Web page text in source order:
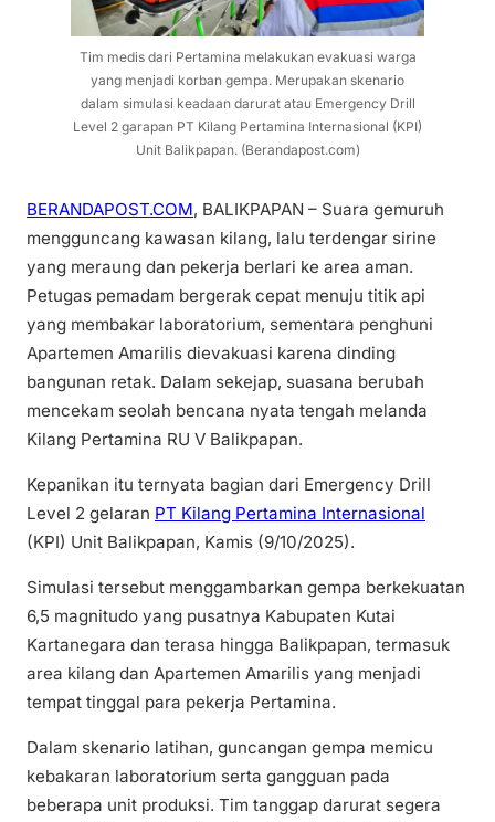
Tim medis dari Pertamina melakukan evakuasi warga
yang menjadi korban gempa. Merupakan skenario
dalam simulasi keadaan darurat atau Emergency Drill
Level 2 garapan PT Kilang Pertamina Internasional (KPI)
Unit Balikpapan. (Berandapost.com)
BERANDAPOST.COM, BALIKPAPAN – Suara gemuruh
mengguncang kawasan kilang, lalu terdengar sirine
yang meraung dan pekerja berlari ke area aman.
Petugas pemadam bergerak cepat menuju titik api
yang membakar laboratorium, sementara penghuni
Apartemen Amarilis dievakuasi karena dinding
bangunan retak. Dalam sekejap, suasana berubah
mencekam seolah bencana nyata tengah melanda
Kilang Pertamina RU V Balikpapan.
Kepanikan itu ternyata bagian dari Emergency Drill
Level 2 gelaran PT Kilang Pertamina Internasional
(KPI) Unit Balikpapan, Kamis (9/10/2025).
Simulasi tersebut menggambarkan gempa berkekuatan
6,5 magnitudo yang pusatnya Kabupaten Kutai
Kartanegara dan terasa hingga Balikpapan, termasuk
area kilang dan Apartemen Amarilis yang menjadi
tempat tinggal para pekerja Pertamina.
Dalam skenario latihan, guncangan gempa memicu
kebakaran laboratorium serta gangguan pada
beberapa unit produksi. Tim tanggap darurat segera